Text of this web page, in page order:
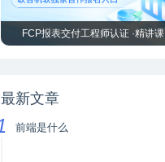
FCP报表交付工程师认证 ·精讲课
最新文章
前端是什么